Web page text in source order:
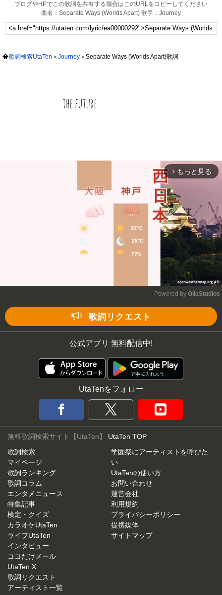
ブログやHPでこの歌詞を共有する場合はこのURLをコピーしてください
曲名：Separate Ways (Worlds Apart) 歌手：Journey
歌詞検索UtaTen Journey Separate Ways (Worlds Apart)歌詞
arrow_forward_ios もっと見る
Powered by GliaStudios
歌詞リクエスト
公式アプリ 無料配信中!
UtaTenをフォロー
無料歌詞検索サイト【UtaTen】 UtaTen TOP
歌詞検索
マイページ
歌詞ランキング
歌詞コラム
エンタメニュース
特集記事
検定・クイズ
カラオケUtaTen
ライブUtaTen
インタビュー
ココだけメール
UtaTen X
歌詞リクエスト
アーティスト一覧
学園祭にアーティストを呼びた
い
UtaTenの使い方
お問い合わせ
運営会社
利用規約
プライバシーポリシー
提携媒体
サイトマップ